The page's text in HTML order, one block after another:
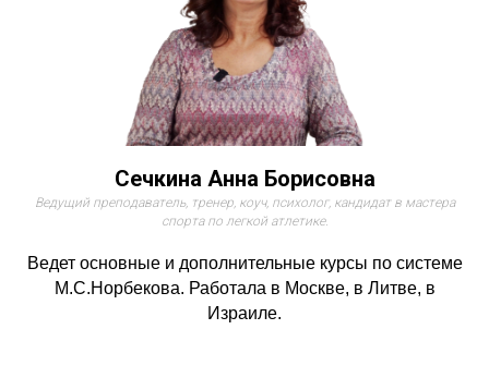
Сечкина Анна Борисовна
Ведущий преподаватель, тренер, коуч, психолог, кандидат в мастера
спорта по легкой атлетике.
Ведет основные и дополнительные курсы по системе
М.С.Норбекова. Работала в Москве, в Литве, в
Израиле.